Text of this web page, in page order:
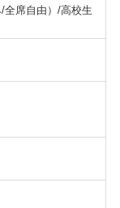
全席自由）/高校生